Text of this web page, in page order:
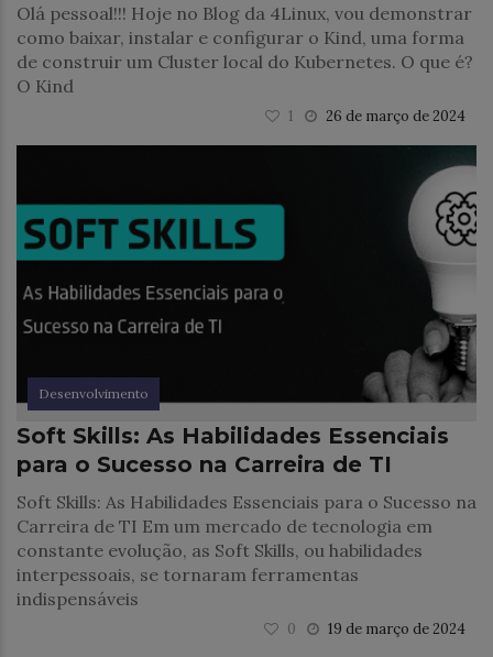
Olá pessoal!!! Hoje no Blog da 4Linux, vou demonstrar
como baixar, instalar e configurar o Kind, uma forma
de construir um Cluster local do Kubernetes. O que é?
O Kind
26 de março de 2024
1
Desenvolvimento
Soft Skills: As Habilidades Essenciais
para o Sucesso na Carreira de TI
Soft Skills: As Habilidades Essenciais para o Sucesso na
Carreira de TI Em um mercado de tecnologia em
constante evolução, as Soft Skills, ou habilidades
interpessoais, se tornaram ferramentas
indispensáveis
19 de março de 2024
0